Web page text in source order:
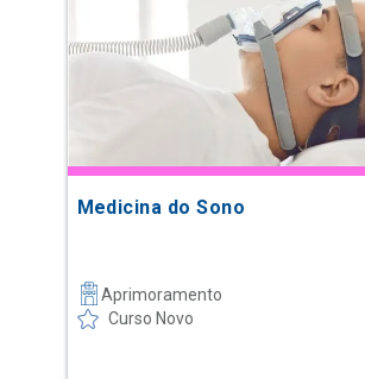
Medicina do Sono
Aprimoramento
Curso Novo